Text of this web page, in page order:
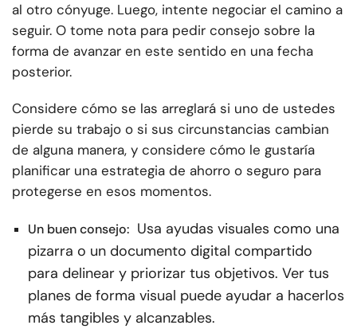
al otro cónyuge. Luego, intente negociar el camino a
seguir. O tome nota para pedir consejo sobre la
forma de avanzar en este sentido en una fecha
posterior.
Considere cómo se las arreglará si uno de ustedes
pierde su trabajo o si sus circunstancias cambian
de alguna manera, y considere cómo le gustaría
planificar una estrategia de ahorro o seguro para
protegerse en esos momentos.
Un buen consejo: Usa ayudas visuales como una
pizarra o un documento digital compartido
para delinear y priorizar tus objetivos. Ver tus
planes de forma visual puede ayudar a hacerlos
más tangibles y alcanzables.